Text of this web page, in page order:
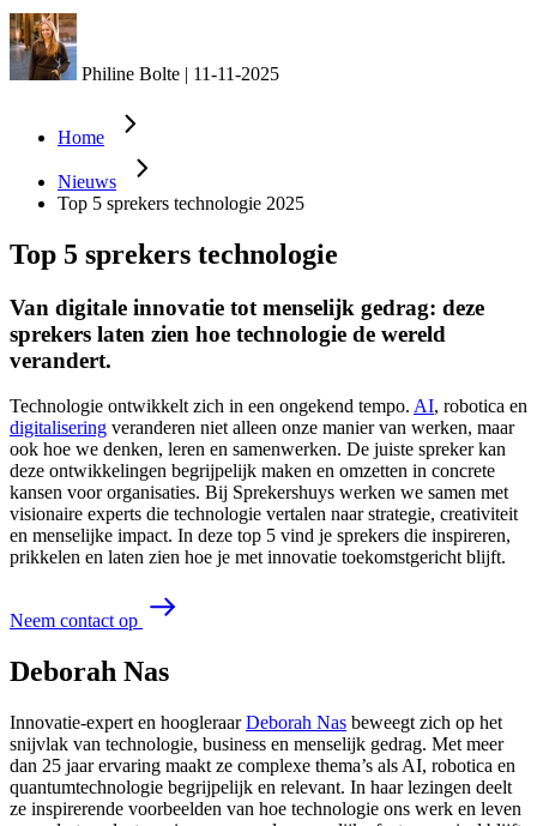
Philine Bolte | 11-11-2025
Home
Nieuws
Top 5 sprekers technologie 2025
Top 5 sprekers technologie
Van digitale innovatie tot menselijk gedrag: deze
sprekers laten zien hoe technologie de wereld
verandert.
Technologie ontwikkelt zich in een ongekend tempo. AI, robotica en
digitalisering veranderen niet alleen onze manier van werken, maar
ook hoe we denken, leren en samenwerken. De juiste spreker kan
deze ontwikkelingen begrijpelijk maken en omzetten in concrete
kansen voor organisaties. Bij Sprekershuys werken we samen met
visionaire experts die technologie vertalen naar strategie, creativiteit
en menselijke impact. In deze top 5 vind je sprekers die inspireren,
prikkelen en laten zien hoe je met innovatie toekomstgericht blijft.
Neem contact op
Deborah Nas
Innovatie-expert en hoogleraarDeborah Nas beweegt zich op het
snijvlak van technologie, business en menselijk gedrag. Met meer
dan 25 jaar ervaring maakt ze complexe thema’s als AI, robotica en
quantumtechnologie begrijpelijk en relevant. In haar lezingen deelt
ze inspirerende voorbeelden van hoe technologie ons werk en leven